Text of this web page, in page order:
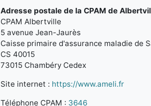
Adresse postale de la CPAM de
CPAM Albertville
5 avenue Jean-Jaurès
Caisse primaire d'assurance maladie de
CS 40015
73015 Chambéry Cedex
Site internet : https://www.ameli.fr
Téléphone CPAM : 3646